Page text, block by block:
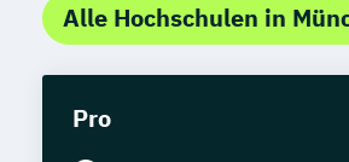
Alle Hochschulen in
Pro